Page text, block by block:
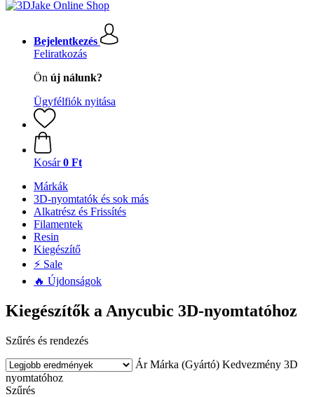
Bejelentkezés
Feliratkozás
Ön új nálunk?
Ügyfélfiók nyitása
Kosár 0 Ft
Márkák
3D-nyomtatók és sok más
Alkatrész és Frissítés
Filamentek
Resin
Kiegészítő
⚡ Sale
🔥 Újdonságok
Kiegészítők a Anycubic 3D-nyomtatóhoz
Szűrés és rendezés
Ár Márka (Gyártó) Kedvezmény 3D
nyomtatóhoz
Szűrés